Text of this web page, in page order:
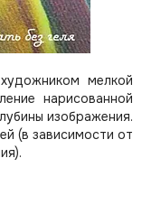
мелкой
нарисованной
изображения.
(в зависимости от